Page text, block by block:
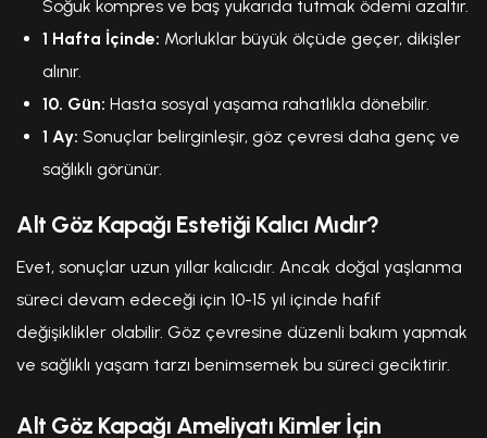
Soğuk kompres ve baş yukarıda tutmak ödemi azaltır.
1 Hafta İçinde: Morluklar büyük ölçüde geçer, dikişler
alınır.
10. Gün: Hasta sosyal yaşama rahatlıkla dönebilir.
1 Ay: Sonuçlar belirginleşir, göz çevresi daha genç ve
sağlıklı görünür.
Alt Göz Kapağı Estetiği Kalıcı Mıdır?
Evet, sonuçlar uzun yıllar kalıcıdır. Ancak doğal yaşlanma
süreci devam edeceği için 10-15 yıl içinde hafif
değişiklikler olabilir. Göz çevresine düzenli bakım yapmak
ve sağlıklı yaşam tarzı benimsemek bu süreci geciktirir.
Alt Göz Kapağı Ameliyatı Kimler İçin